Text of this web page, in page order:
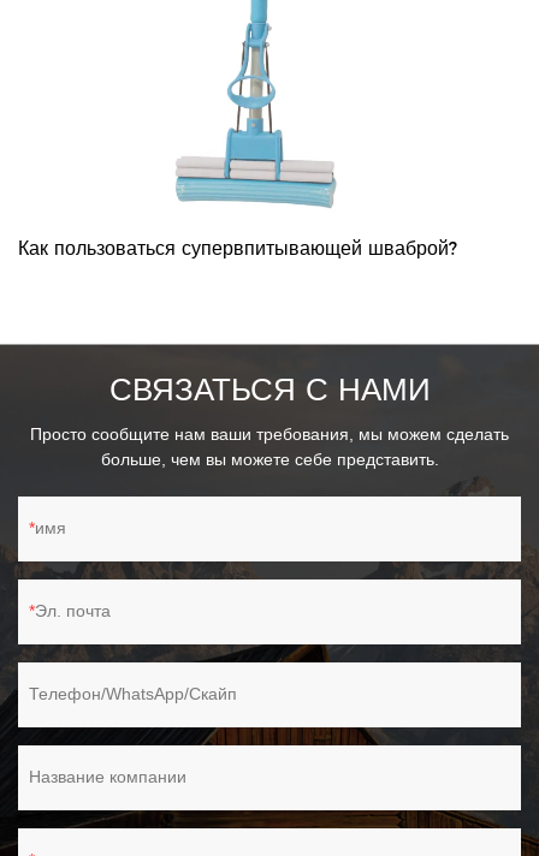
Как пользоваться супервпитывающей шваброй?
СВЯЗАТЬСЯ С НАМИ
Просто сообщите нам ваши требования, мы можем сделать
больше, чем вы можете себе представить.
имя
Эл. почта
Телефон/WhatsApp/Скайп
Название компании